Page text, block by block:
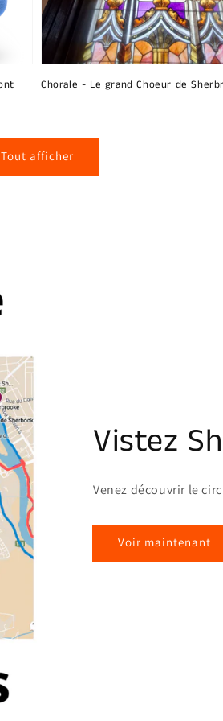
Chorale - Le grand Choeur de
Tout afficher
Vistez
Venez découvrir le
Voir maintenant